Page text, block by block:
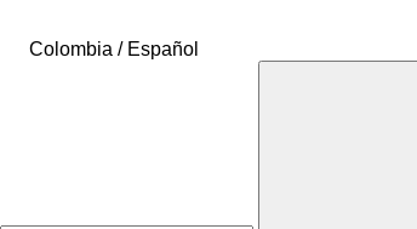
Colombia / Español